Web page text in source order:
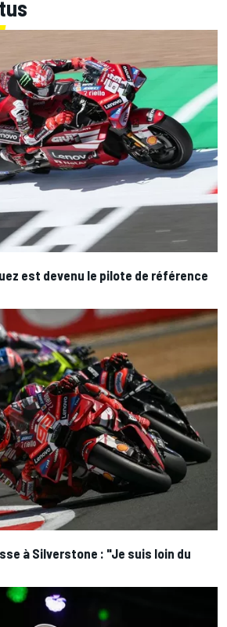
est devenu le pilote de référence
à Silverstone : "Je suis loin du